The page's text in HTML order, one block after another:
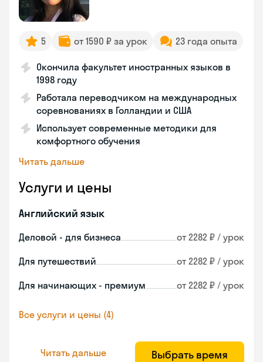
5 от 1590 ₽ за урок 23 года опыта
Окончила факультет иностранных языков в
1998 году
Работала переводчиком на международных
соревнованиях в Голландии и США
Использует современные методики для
комфортного обучения
Читать дальше
Услуги и цены
Английский язык
Деловой - для бизнеса от 2282 ₽ / урок
Для путешествий от 2282 ₽ / урок
Для начинающих - премиум от 2282 ₽ / урок
Все услуги и цены (4)
Читать дальше Выбрать время